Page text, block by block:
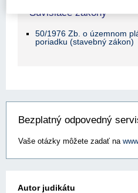
Súvisiace zákony
50/1976 Zb. o územnom
poriadku (stavebný zákon)
Bezplatný odpovedný
Vaše otázky môžete zadať na
Autor judikátu